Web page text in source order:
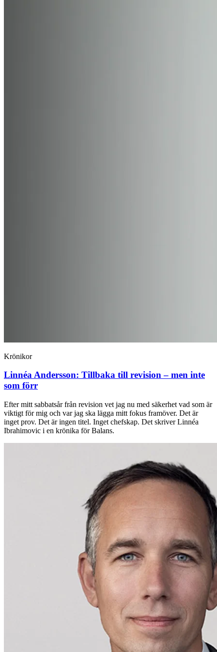
Krönikor
Linnéa Andersson: Tillbaka till revision – men inte
som förr
Efter mitt sabbatsår från revision vet jag nu med säkerhet vad som är
viktigt för mig och var jag ska lägga mitt fokus framöver. Det är
inget prov. Det är ingen titel. Inget chefskap. Det skriver Linnéa
Ibrahimovic i en krönika för Balans.